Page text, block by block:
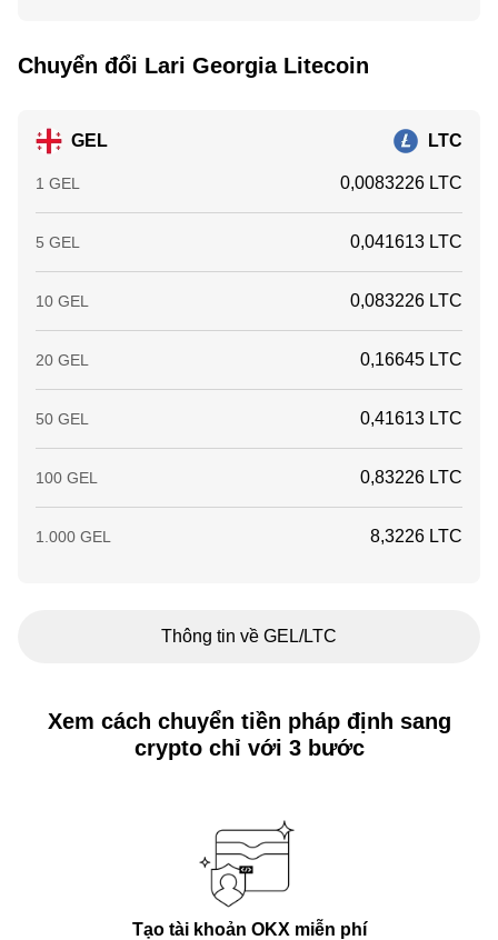
Chuyển đổi Lari Georgia Litecoin
GEL LTC
1 GEL 0,0083226 LTC
5 GEL 0,041613 LTC
10 GEL 0,083226 LTC
20 GEL 0,16645 LTC
50 GEL 0,41613 LTC
100 GEL 0,83226 LTC
1.000 GEL 8,3226 LTC
Thông tin về GEL/LTC
Xem cách chuyển tiền pháp định sang
crypto chỉ với 3 bước
Tạo tài khoản OKX miễn phí